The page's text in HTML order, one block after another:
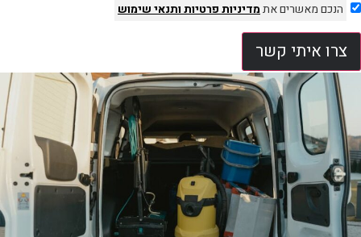
הנכם מאשרים אתמדיניות פרטיותותנאי שימוש
צרו איתי קשר